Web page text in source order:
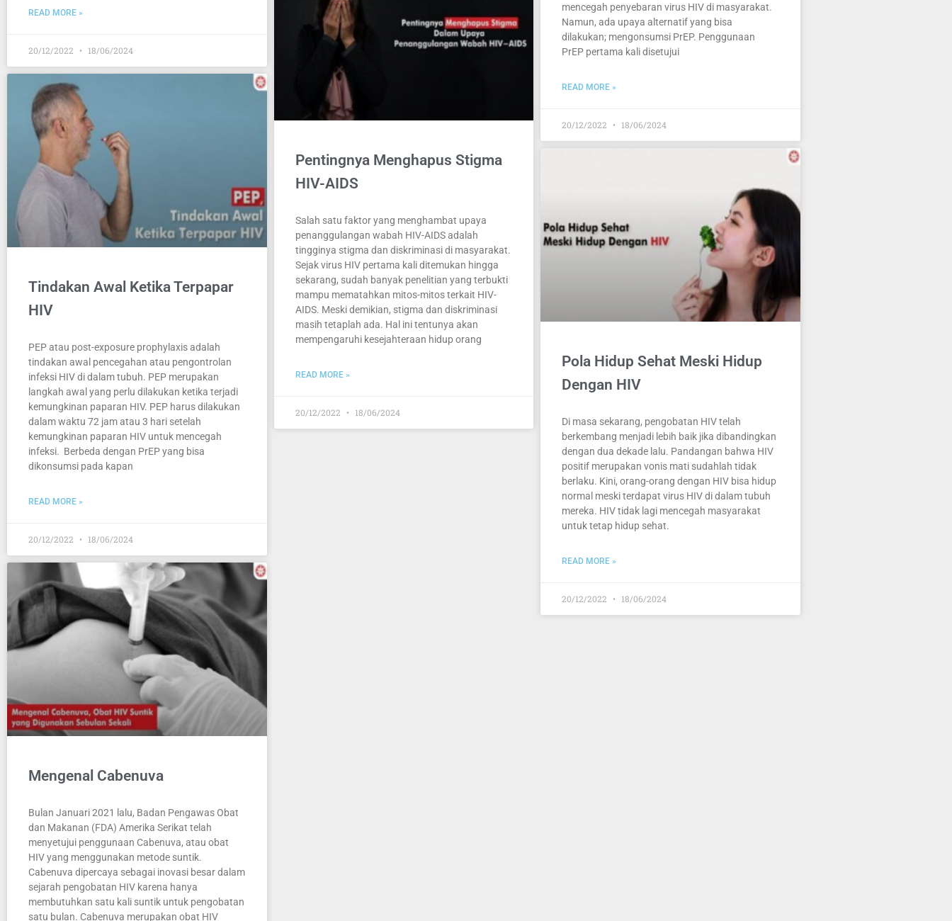
READ MORE »
20/12/2022 18/06/2024
mencegah penyebaran virus HIV di masyarakat.
Namun, ada upaya alternatif yang bisa
dilakukan; mengonsumsi PrEP. Penggunaan
PrEP pertama kali disetujui
READ MORE »
20/12/2022 18/06/2024
Tindakan Awal Ketika Terpapar
HIV
PEP atau post-exposure prophylaxis adalah
tindakan awal pencegahan atau pengontrolan
infeksi HIV di dalam tubuh. PEP merupakan
langkah awal yang perlu dilakukan ketika terjadi
kemungkinan paparan HIV. PEP harus dilakukan
dalam waktu 72 jam atau 3 hari setelah
kemungkinan paparan HIV untuk mencegah
infeksi. Berbeda dengan PrEP yang bisa
dikonsumsi pada kapan
READ MORE »
20/12/2022 18/06/2024
Pentingnya Menghapus Stigma
HIV-AIDS
Salah satu faktor yang menghambat upaya
penanggulangan wabah HIV-AIDS adalah
tingginya stigma dan diskriminasi di masyarakat.
Sejak virus HIV pertama kali ditemukan hingga
sekarang, sudah banyak penelitian yang terbukti
mampu mematahkan mitos-mitos terkait HIV-
AIDS. Meski demikian, stigma dan diskriminasi
masih tetaplah ada. Hal ini tentunya akan
mempengaruhi kesejahteraan hidup orang
READ MORE »
20/12/2022 18/06/2024
Pola Hidup Sehat Meski Hidup
Dengan HIV
Di masa sekarang, pengobatan HIV telah
berkembang menjadi lebih baik jika dibandingkan
dengan dua dekade lalu. Pandangan bahwa HIV
positif merupakan vonis mati sudahlah tidak
berlaku. Kini, orang-orang dengan HIV bisa hidup
normal meski terdapat virus HIV di dalam tubuh
mereka. HIV tidak lagi mencegah masyarakat
untuk tetap hidup sehat.
READ MORE »
20/12/2022 18/06/2024
Mengenal Cabenuva
Bulan Januari 2021 lalu, Badan Pengawas Obat
dan Makanan (FDA) Amerika Serikat telah
menyetujui penggunaan Cabenuva, atau obat
HIV yang menggunakan metode suntik.
Cabenuva dipercaya sebagai inovasi besar dalam
sejarah pengobatan HIV karena hanya
membutuhkan satu kali suntik untuk pengobatan
satu bulan. Cabenuva merupakan obat HIV